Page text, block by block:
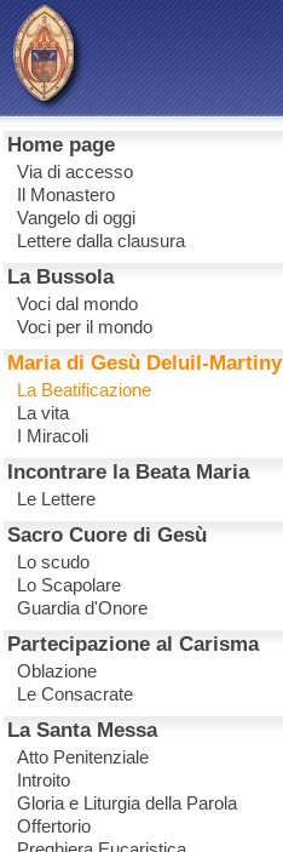
Home page
Via di accesso
Il Monastero
Vangelo di oggi
Lettere dalla clausura
La Bussola
Voci dal mondo
Voci per il mondo
Maria di Gesù Deluil-Martiny
La Beatificazione
La vita
I Miracoli
Incontrare la Beata Maria
Le Lettere
Sacro Cuore di Gesù
Lo scudo
Lo Scapolare
Guardia d'Onore
Partecipazione al Carisma
Oblazione
Le Consacrate
La Santa Messa
Atto Penitenziale
Introito
Gloria e Liturgia della Parola
Offertorio